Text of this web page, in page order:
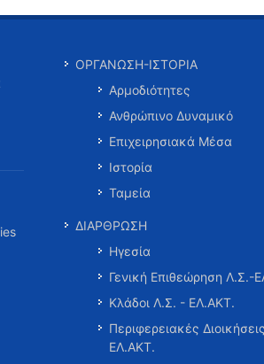
ΟΡΓΑΝΩΣΗ-ΙΣΤΟΡΙΑ
Αρμοδιότητες
Ανθρώπινο Δυναμικό
Επιχειρησιακά Μέσα
Ιστορία
Ταμεία
ΔΙΑΡΘΡΩΣΗ
Ηγεσία
Γενική Επιθεώρηση Λ.Σ.-
Κλάδοι Λ.Σ. - ΕΛ.ΑΚΤ.
Περιφερειακές
ΕΛ.ΑΚΤ.